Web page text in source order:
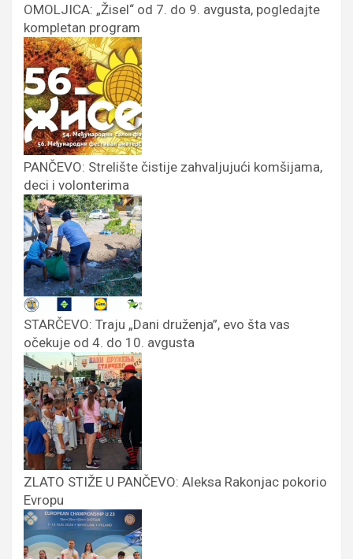
OMOLJICA: „Žisel“ od 7. do 9. avgusta, pogledajte
kompletan program
PANČEVO: Strelište čistije zahvaljujući komšijama,
deci i volonterima
STARČEVO: Traju „Dani druženja”, evo šta vas
očekuje od 4. do 10. avgusta
ZLATO STIŽE U PANČEVO: Aleksa Rakonjac pokorio
Evropu